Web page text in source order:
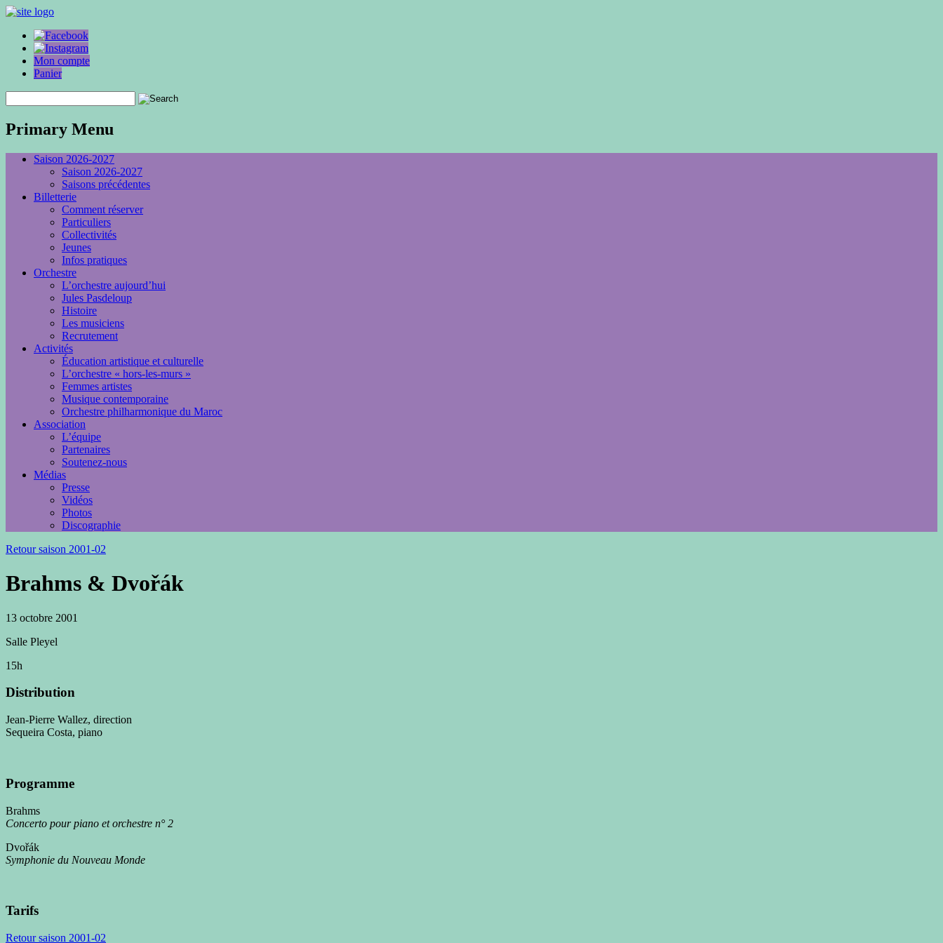
Mon compte
Panier
Primary Menu
Saison 2026-2027
Saison 2026-2027
Saisons précédentes
Billetterie
Comment réserver
Particuliers
Collectivités
Jeunes
Infos pratiques
Orchestre
L’orchestre aujourd’hui
Jules Pasdeloup
Histoire
Les musiciens
Recrutement
Activités
Éducation artistique et culturelle
L’orchestre « hors-les-murs »
Femmes artistes
Musique contemporaine
Orchestre philharmonique du Maroc
Association
L’équipe
Partenaires
Soutenez-nous
Médias
Presse
Vidéos
Photos
Discographie
Retour saison 2001-02
Brahms & Dvořák
13 octobre 2001
Salle Pleyel
15h
Distribution
Jean-Pierre Wallez, direction
Sequeira Costa, piano
Programme
Brahms
Concerto pour piano et orchestre n° 2
Dvořák
Symphonie du Nouveau Monde
Tarifs
Retour saison 2001-02